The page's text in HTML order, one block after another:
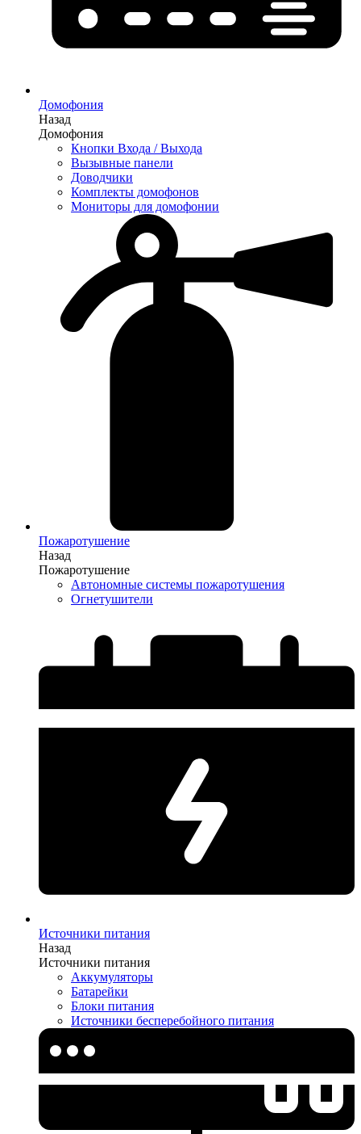
Домофония
Назад
Домофония
Кнопки Входа / Выхода
Вызывные панели
Доводчики
Комплекты домофонов
Мониторы для домофонии
Пожаротушение
Назад
Пожаротушение
Автономные системы пожаротушения
Огнетушители
Источники питания
Назад
Источники питания
Аккумуляторы
Батарейки
Блоки питания
Источники бесперебойного питания